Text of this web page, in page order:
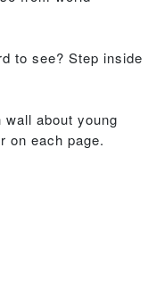
to see? Step inside
about young
on each page.